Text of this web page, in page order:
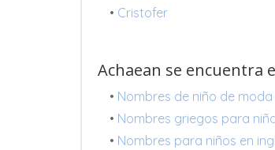
• Cristofer
Achaean se encuentra
• Nombres de niño de moda
• Nombres griegos para
• Nombres para niños en